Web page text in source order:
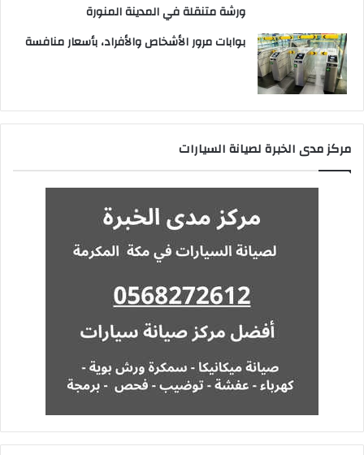
ورشة متنقلة في المدينة المنورة
بوابات مرور الأشخاص والأفراد، بأسعار منافسة
مركز مدى الخبرة لصيانة السيارات